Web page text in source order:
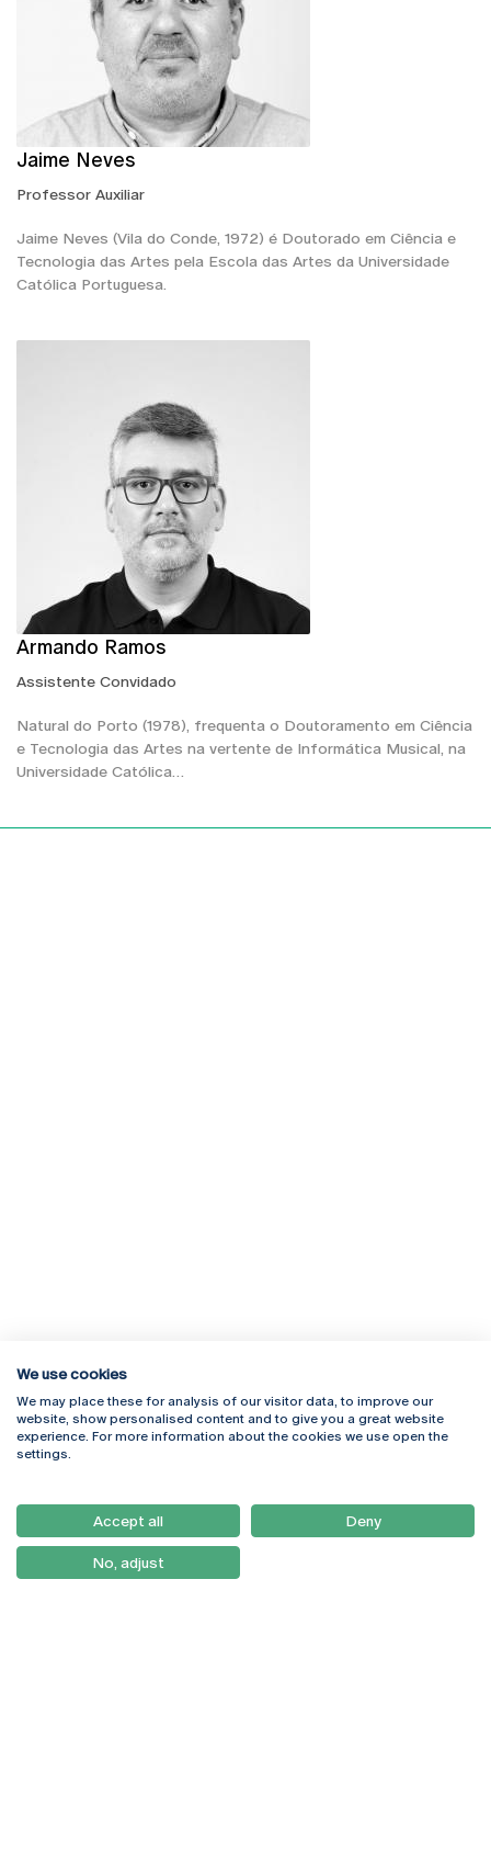
Jaime Neves
Professor Auxiliar
Jaime Neves (Vila do Conde, 1972) é Doutorado em Ciência e
Tecnologia das Artes pela Escola das Artes da Universidade
Católica Portuguesa.
Armando Ramos
Assistente Convidado
Natural do Porto (1978), frequenta o Doutoramento em Ciência
e Tecnologia das Artes na vertente de Informática Musical, na
Universidade Católica…
Rua Diogo Botelho 1327
4169-005 Porto
+351 226 196 240
Campus Online
Webmail
Como Chegar
Newsletter
We use cookies
We may place these for analysis of our visitor data, to improve our
website, show personalised content and to give you a great website
experience. For more information about the cookies we use open the
settings.
Accept all Deny
No, adjust